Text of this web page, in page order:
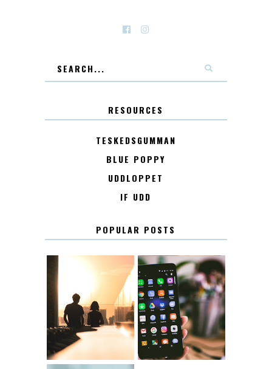
RESOURCES
TESKEDSGUMMAN
BLUE POPPY
UDDLOPPET
IF UDD
POPULAR POSTS
KONTAKT KONTAKTLISTA